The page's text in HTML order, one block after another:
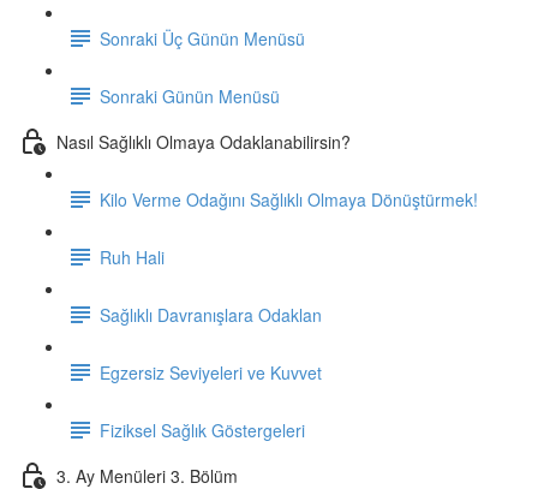
Sonraki Üç Günün Menüsü
Sonraki Günün Menüsü
Nasıl Sağlıklı Olmaya Odaklanabilirsin?
Kilo Verme Odağını Sağlıklı Olmaya Dönüştürmek!
Ruh Hali
Sağlıklı Davranışlara Odaklan
Egzersiz Seviyeleri ve Kuvvet
Fiziksel Sağlık Göstergeleri
3. Ay Menüleri 3. Bölüm